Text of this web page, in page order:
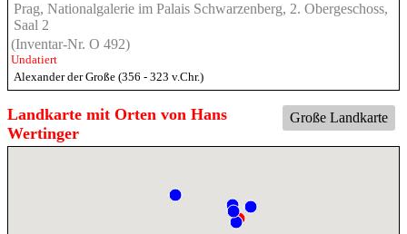
Prag, Nationalgalerie im Palais Schwarzenberg, 2. Obergeschoss,
Saal 2
(Inventar-Nr. O 492)
Undatiert
Alexander der Große (356 - 323 v.Chr.)
Große Landkarte
Landkarte mit Orten von Hans
Wertinger